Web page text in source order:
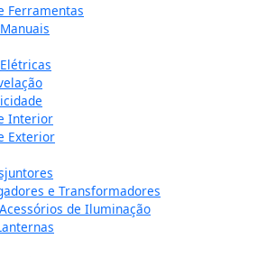
Ferramentas
Interior
Exterior
e Transformadores
de Iluminação